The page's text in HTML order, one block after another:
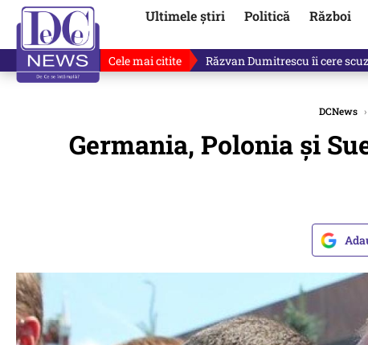
Ultimele știri Politică Război
Cele mai citite Ilie Bolojan, gafă în direct
DCNews ›
Germania, Polonia şi